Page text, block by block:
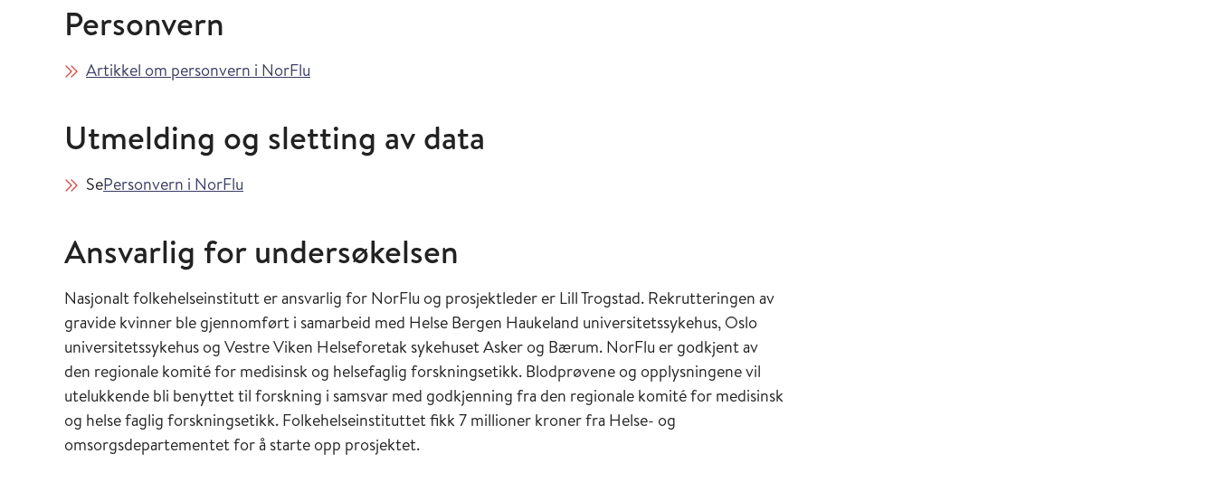
Personvern
Artikkel om personvern i NorFlu
Utmelding og sletting av data
SePersonvern i NorFlu
Ansvarlig for undersøkelsen
Nasjonalt folkehelseinstitutt er ansvarlig for NorFlu og prosjektleder er Lill Trogstad. Rekrutteringen av
gravide kvinner ble gjennomført i samarbeid med Helse Bergen Haukeland universitetssykehus, Oslo
universitetssykehus og Vestre Viken Helseforetak sykehuset Asker og Bærum. NorFlu er godkjent av
den regionale komité for medisinsk og helsefaglig forskningsetikk. Blodprøvene og opplysningene vil
utelukkende bli benyttet til forskning i samsvar med godkjenning fra den regionale komité for medisinsk
og helse faglig forskningsetikk. Folkehelseinstituttet fikk 7 millioner kroner fra Helse- og
omsorgsdepartementet for å starte opp prosjektet.